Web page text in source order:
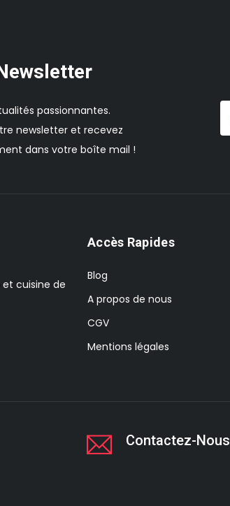
passionnantes.
newsletter et recevez
dans votre boîte mail !
et cuisine de
Accès Rapides
Blog
A propos de nous
CGV
Mentions légales
Contactez-Nous